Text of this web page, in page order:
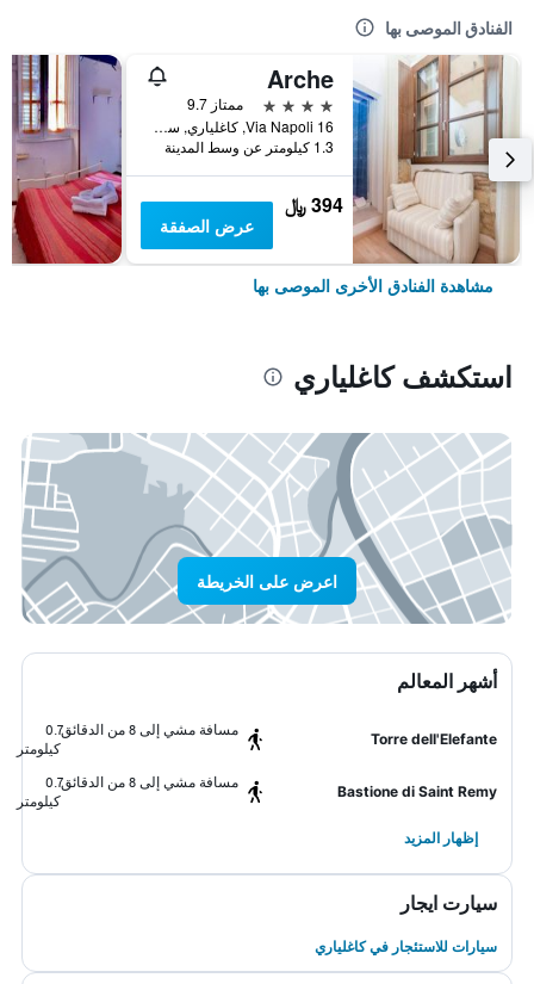
الفنادق الموصى بها
Arche
4 نجوم
ممتاز 9.7
Via Napoli 16, كاغلياري, سردينيا, إيطاليا
1.3 كيلومتر عن وسط المدينة
394 ﷼
عرض الصفقة
مشاهدة الفنادق الأخرى الموصى بها
استكشف كاغلياري
اعرض على الخريطة
أشهر المعالم
Torre dell'Elefante
مسافة مشي إلى 8 من الدقائق
0.7
كيلومتر
Bastione di Saint Remy
مسافة مشي إلى 8 من الدقائق
0.7
كيلومتر
إظهار المزيد
سيارت ايجار
سيارات للاستئجار في كاغلياري